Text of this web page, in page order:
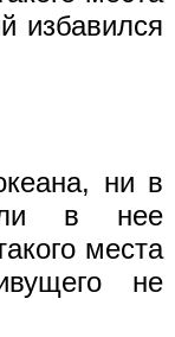
избавился
ни в
в нее
места
не